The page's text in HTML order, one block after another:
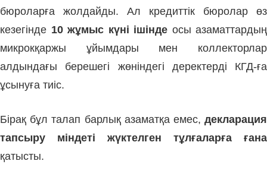
бюроларға жолдайды. Ал кредиттік бюролар өз
кезегінде 10 жұмыс күні ішінде осы азаматтардың
микрокқаржы ұйымдары мен коллекторлар
алдындағы берешегі жөніндегі деректерді КГД-ға
ұсынуға тиіс.
Бірақ бұл талап барлық азаматқа емес, декларация
тапсыру міндеті жүктелген тұлғаларға ғана
қатысты.